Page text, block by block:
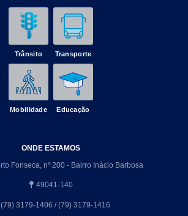
Trânsito Transporte
Mobilidade Educação
ONDE ESTAMOS
Fonseca, nº 200 - Bairro Inácio Barbosa
49041-140
(79) 3179-1406 / (79) 3179-1416